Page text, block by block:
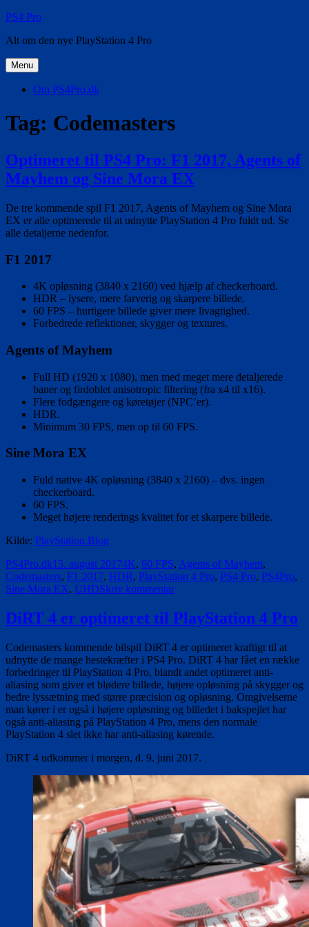
Videre
indhold
PS4 Pro
Alt om den nye PlayStation 4 Pro
Menu
Om PS4Pro.dk
Tag: Codemasters
Optimeret til PS4 Pro: F1 2017, Agents of
Mayhem og Sine Mora EX
De tre kommende spil F1 2017, Agents of Mayhem og Sine Mora
EX er alle optimerede til at udnytte PlayStation 4 Pro fuldt ud. Se
alle detaljerne nedenfor.
F1 2017
4K opløsning (3840 x 2160) ved hjælp af checkerboard.
HDR – lysere, mere farverig og skarpere billede.
60 FPS – hurtigere billede giver mere livagtighed.
Forbedrede reflektioner, skygger og textures.
Agents of Mayhem
Full HD (1920 x 1080), men med meget mere detaljerede
baner og firdoblet anisotropic filtering (fra x4 til x16).
Flere fodgængere og køretøjer (NPC’er).
HDR.
Minimum 30 FPS, men op til 60 FPS.
Sine Mora EX
Fuld native 4K opløsning (3840 x 2160) – dvs. ingen
checkerboard.
60 FPS.
Meget højere renderings kvalitet for et skarpere billede.
Kilde: PlayStation.Blog
Forfatter
PS4Pro.dkUdgivet
15. august 2017Tags
4K, 60 FPS, Agents of Mayhem,
Codemasters, F1 2017, HDR, PlayStation 4 Pro, PS4 Pro, PS4Pro,
Sine Mora EX, UHDSkriv kommentartil
til
PS4
F1
2017,
Agents
of
Mayhem
og
Sine
Mora
DiRT 4 er optimeret til PlayStation 4 Pro
Codemasters kommende bilspil DiRT 4 er optimeret kraftigt til at
udnytte de mange hestekræfter i PS4 Pro. DiRT 4 har fået en række
forbedringer til PlayStation 4 Pro, blandt andet optimeret anti-
aliasing som giver et blødere billede, højere opløsning på skygger og
bedre lyssætning med større præcision og opløsning. Omgivelserne
man kører i er også i højere opløsning og billedet i bakspejlet har
også anti-aliasing på PlayStation 4 Pro, mens den normale
PlayStation 4 slet ikke har anti-aliasing kørende.
DiRT 4 udkommer i morgen, d. 9. juni 2017.